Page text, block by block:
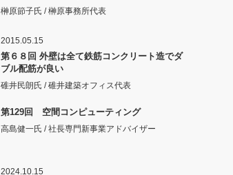
榊原節子氏 / 榊原事務所代表
2015.05.15
第６８回 外壁は全て鉄筋コンクリート造でダ
ブル配筋が良い
碓井民朗氏 / 碓井建築オフィス代表
第129回 空間コンピューティング
高島健一氏 / 社長専門新事業アドバイザー
2024.10.15